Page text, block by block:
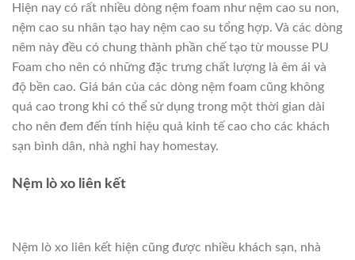
Hiện nay có rất nhiều dòng nệm foam như nệm cao su non,
nệm cao su nhân tạo hay nệm cao su tổng hợp. Và các dòng
nêm này đều có chung thành phần chế tạo từ mousse PU
Foam cho nên có những đặc trưng chất lượng là êm ái và
độ bền cao. Giá bán của các dòng nệm foam cũng không
quá cao trong khi có thể sử dụng trong một thời gian dài
cho nên đem đến tính hiệu quả kinh tế cao cho các khách
sạn bình dân, nhà nghỉ hay homestay.
Nệm lò xo liên kết
Nệm lò xo liên kết hiện cũng được nhiều khách sạn, nhà